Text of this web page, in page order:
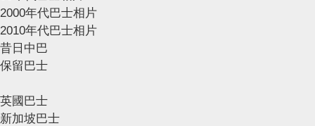
2000年代巴士相片
2010年代巴士相片
昔日中巴
保留巴士
英國巴士
新加坡巴士